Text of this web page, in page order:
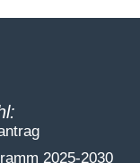
2025-2030